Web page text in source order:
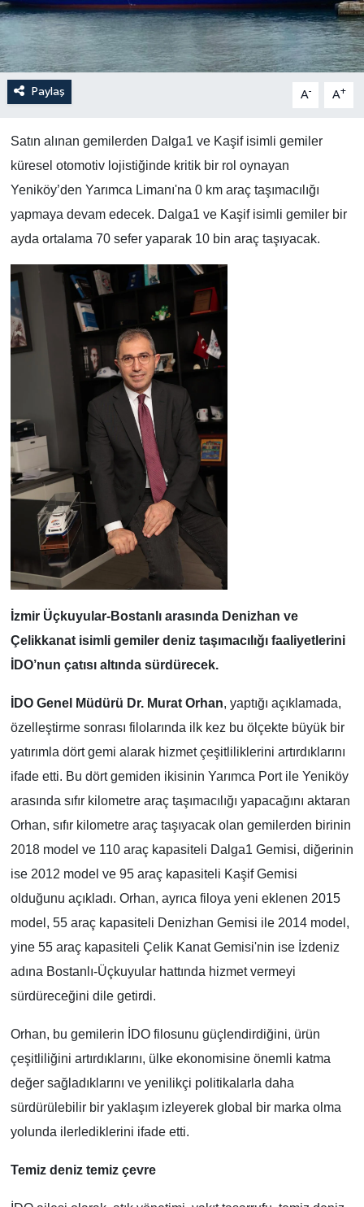
Paylaş A- A+
Satın alınan gemilerden Dalga1 ve Kaşif isimli gemiler
küresel otomotiv lojistiğinde kritik bir rol oynayan
Yeniköy’den Yarımca Limanı'na 0 km araç taşımacılığı
yapmaya devam edecek. Dalga1 ve Kaşif isimli gemiler bir
ayda ortalama 70 sefer yaparak 10 bin araç taşıyacak.
İzmir Üçkuyular-Bostanlı arasında Denizhan ve
Çelikkanat isimli gemiler deniz taşımacılığı faaliyetlerini
İDO’nun çatısı altında sürdürecek.
İDO Genel Müdürü Dr. Murat Orhan, yaptığı açıklamada,
özelleştirme sonrası filolarında ilk kez bu ölçekte büyük bir
yatırımla dört gemi alarak hizmet çeşitliliklerini artırdıklarını
ifade etti. Bu dört gemiden ikisinin Yarımca Port ile Yeniköy
arasında sıfır kilometre araç taşımacılığı yapacağını aktaran
Orhan, sıfır kilometre araç taşıyacak olan gemilerden birinin
2018 model ve 110 araç kapasiteli Dalga1 Gemisi, diğerinin
ise 2012 model ve 95 araç kapasiteli Kaşif Gemisi
olduğunu açıkladı. Orhan, ayrıca filoya yeni eklenen 2015
model, 55 araç kapasiteli Denizhan Gemisi ile 2014 model,
yine 55 araç kapasiteli Çelik Kanat Gemisi'nin ise İzdeniz
adına Bostanlı-Üçkuyular hattında hizmet vermeyi
sürdüreceğini dile getirdi.
Orhan, bu gemilerin İDO filosunu güçlendirdiğini, ürün
çeşitliliğini artırdıklarını, ülke ekonomisine önemli katma
değer sağladıklarını ve yenilikçi politikalarla daha
sürdürülebilir bir yaklaşım izleyerek global bir marka olma
yolunda ilerlediklerini ifade etti.
Temiz deniz temiz çevre